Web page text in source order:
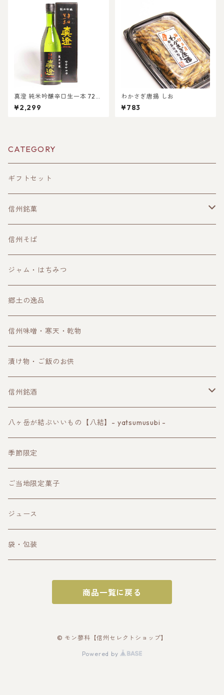
真澄 純米吟醸辛口生一本 720
ml箱入
¥2,299
わかさぎ唐揚 しお
¥783
CATEGORY
ギフトセット
信州銘菓
洋菓子
和菓子
信州そば
ジャム・はちみつ
郷土の逸品
信州味噌・寒天・乾物
漬け物・ご飯のお供
信州銘酒
諏訪の地酒
長野ワイン
クラフトビール
その他お酒
八ヶ岳が結ぶいいもの【八結】- yatsumusubi -
季節限定
ご当地限定菓子
ジュース
袋・包装
商品一覧に戻る
© モン蓼科【信州セレクトショップ】
Powered by